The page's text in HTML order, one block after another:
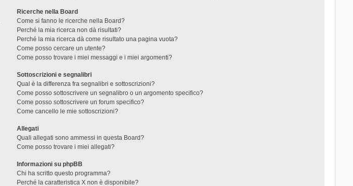
Ricerche nella Board
Come si fanno le ricerche nella Board?
Perché la mia ricerca non dà risultati?
Perché la mia ricerca dà come risultato una pagina vuota?
Come posso cercare un utente?
Come posso trovare i miei messaggi e i miei argomenti?
Sottoscrizioni e segnalibri
Qual è la differenza fra segnalibri e sottoscrizioni?
Come posso sottoscrivere un segnalibro o un argomento specifico?
Come posso sottoscrivere un forum specifico?
Come cancello le mie sottoscrizioni?
Allegati
Quali allegati sono ammessi in questa Board?
Come posso trovare i miei allegati?
Informazioni su phpBB
Chi ha scritto questo programma?
Perché la caratteristica X non è disponibile?